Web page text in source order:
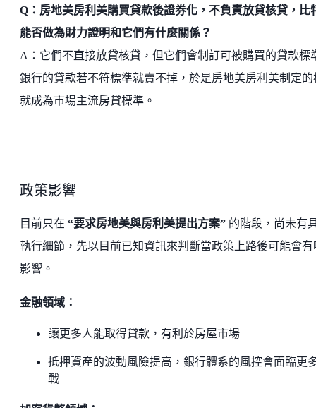
Q：房地美房利美購買貸款後證券化，不負責放貸核貸，比
能否做為財力證明和它們有什麼關係？
A：它們不直接放貸核貸，但它們會制訂可被購買的貸款標
銀行的貸款若不符標準就賣不掉，於是房地美房利美制定的
就成為市場主流房貸標準。
政策影響
目前只在 “要求房地美與房利美提出方案” 的階段，尚未有
執行細節，先以目前已知資訊來判斷當政策上路後可能會有
影響。
金融領域：
讓更多人能取得貸款，有利於房屋市場
抵押資產的波動風險提高，銀行體系的風控會面臨更
戰